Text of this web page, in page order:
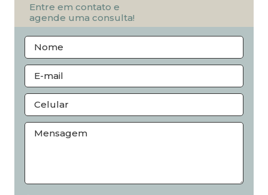
Entre em contato e
agende uma consulta!